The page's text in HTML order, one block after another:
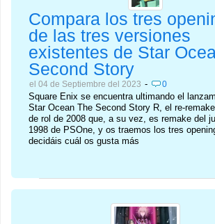
Compara los tres
de las tres versiones
existentes de Star
Second Story
el 04 de Septiembre del 2023 - 0
Square Enix se encuentra ultimando el
Star Ocean The Second Story R, el re-
de rol de 2008 que, a su vez, es remake del
1998 de PSOne, y os traemos los tres
decidáis cuál os gusta más